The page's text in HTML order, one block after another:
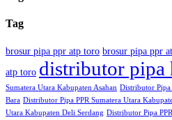
Tag
brosur pipa ppr atp toro brosur pipa ppr
atp toro distributor pipa
Sumatera Utara Kabupaten Asahan Distributor Pipa
Bara Distributor Pipa PPR Sumatera Utara
Utara Kabupaten Deli Serdang Distributor Pipa